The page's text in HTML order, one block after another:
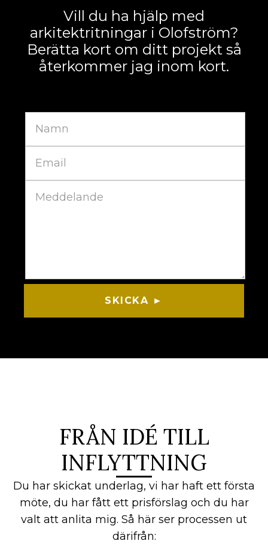
Vill du ha hjälp med
arkitektritningar i Olofström?
Berätta kort om ditt projekt så
återkommer jag inom kort.
SKICKA ►
FRÅN IDÉ TILL
INFLYTTNING
Du har skickat underlag, vi har haft ett första
möte, du har fått ett prisförslag och du har
valt att anlita mig. Så här ser processen ut
därifrån: